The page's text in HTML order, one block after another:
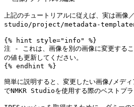
上記のチュートリアルに従えば、実は画
studio/project/metadata-
{% hint style="info" %}
注 - これは、画像を別の画像に変更
の値も更新してください。
{% endhint %}
簡単に説明すると、変更したい画像/メデ
でNMKR Studioを使用する際のベストプラ